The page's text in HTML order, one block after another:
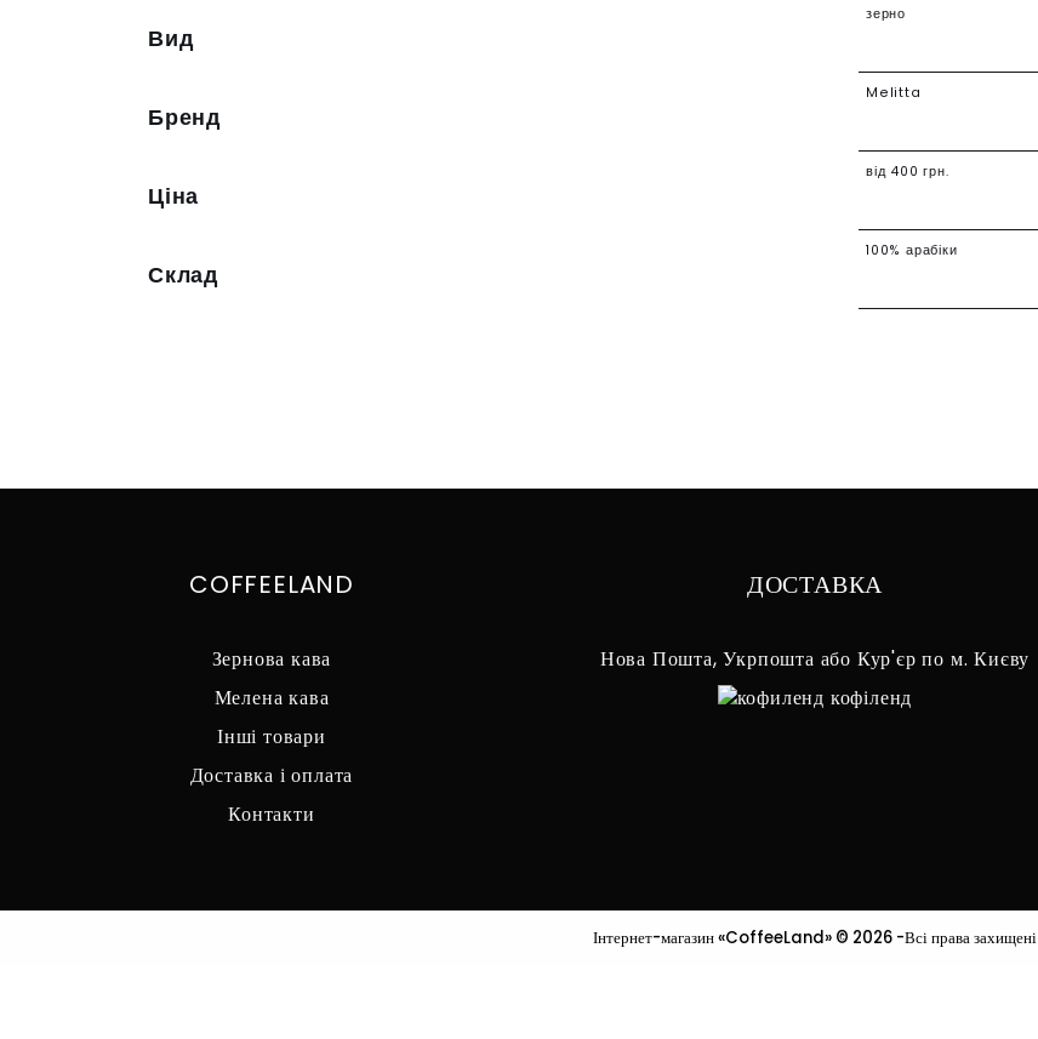
Вид
зерно
Бренд
Melitta
Ціна
від 400 грн.
Склад
100% арабіки
COFFEELAND
Зернова кава
Мелена кава
Інші товари
Доставка і оплата
Контакти
ДОСТАВКА
Нова Пошта, Укрпошта або Кур'єр по м. Києву
Інтернет-магазин «CoffeeLand» © 2026 -Всі права захищені